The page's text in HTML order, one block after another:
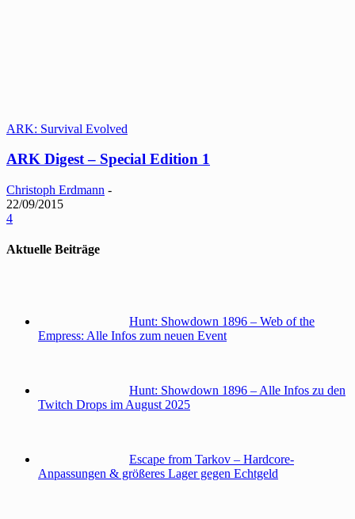
ARK: Survival Evolved
ARK Digest – Special Edition 1
Christoph Erdmann -
22/09/2015
4
Aktuelle Beiträge
Hunt: Showdown 1896 – Web of the
Empress: Alle Infos zum neuen Event
Hunt: Showdown 1896 – Alle Infos zu den
Twitch Drops im August 2025
Escape from Tarkov – Hardcore-
Anpassungen & größeres Lager gegen Echtgeld